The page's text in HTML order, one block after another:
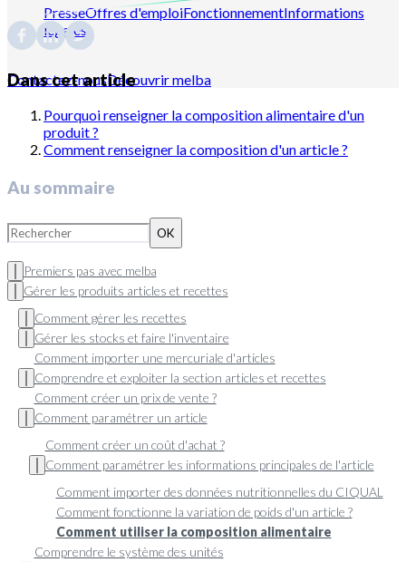
PresseOffres d'emploiFonctionnementInformations
légales
Contactez-nousDécouvrir melba
Dans cet article
Pourquoi renseigner la composition alimentaire d'un
produit ?
Comment renseigner la composition d'un article ?
Au sommaire
OK
Premiers pas avec melba
Gérer les produits articles et recettes
Comment gérer les recettes
Gérer les stocks et faire l'inventaire
Comment importer une mercuriale d'articles
Comprendre et exploiter la section articles et recettes
Comment créer un prix de vente ?
Comment paramétrer un article
Comment créer un coût d'achat ?
Comment paramétrer les informations principales de l'article
Comment importer des données nutritionnelles du CIQUAL
Comment fonctionne la variation de poids d'un article ?
Comment utiliser la composition alimentaire
Comprendre le système des unités